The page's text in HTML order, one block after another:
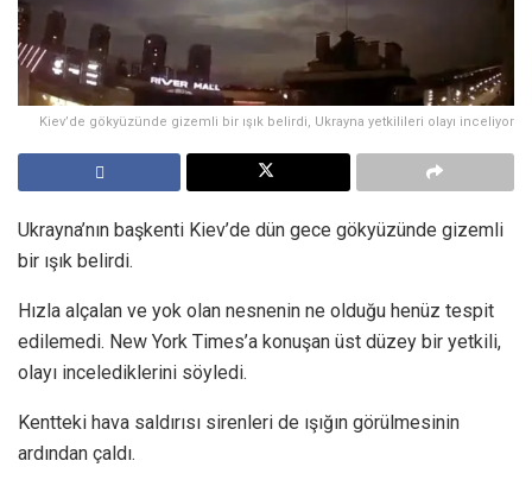
Kiev’de gökyüzünde gizemli bir ışık belirdi, Ukrayna yetkilileri olayı inceliyor
Ukrayna’nın başkenti Kiev’de dün gece gökyüzünde gizemli
bir ışık belirdi.
Hızla alçalan ve yok olan nesnenin ne olduğu henüz tespit
edilemedi. New York Times’a konuşan üst düzey bir yetkili,
olayı incelediklerini söyledi.
Kentteki hava saldırısı sirenleri de ışığın görülmesinin
ardından çaldı.